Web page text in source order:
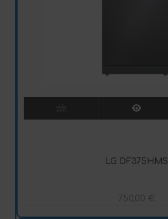
LG DF375HMS
750,00 €